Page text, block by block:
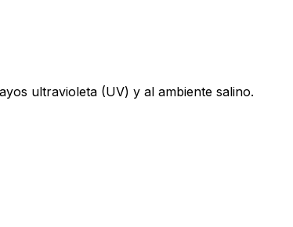
ultravioleta (UV) y al ambiente salino.